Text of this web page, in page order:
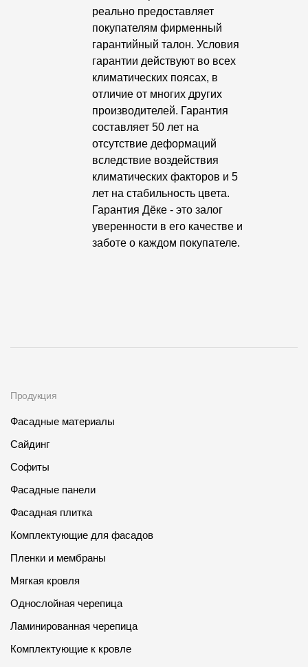
Челябинская область
site@docke.ru
125212, Россия, Москва, Головинское ш., д. 5, стр. 1
реально предоставляет
покупателям фирменный
гарантийный талон. Условия
гарантии действуют во всех
климатических поясах, в
отличие от многих других
производителей. Гарантия
составляет 50 лет на
отсутствие деформаций
вследствие воздействия
климатических факторов и 5
лет на стабильность цвета.
Гарантия Дёке - это залог
уверенности в его качестве и
заботе о каждом покупателе.
Продукция
Фасадные материалы
Сайдинг
Софиты
Фасадные панели
Фасадная плитка
Комплектующие для фасадов
Пленки и мембраны
Мягкая кровля
Однослойная черепица
Ламинированная черепица
Комплектующие к кровле